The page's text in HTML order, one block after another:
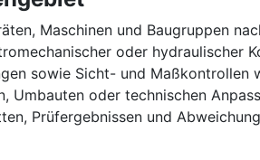
Maschinen und Baugruppen
oder hydraulischer
sowie Sicht- und Maßkontrollen
Umbauten oder technischen
Prüfergebnissen und